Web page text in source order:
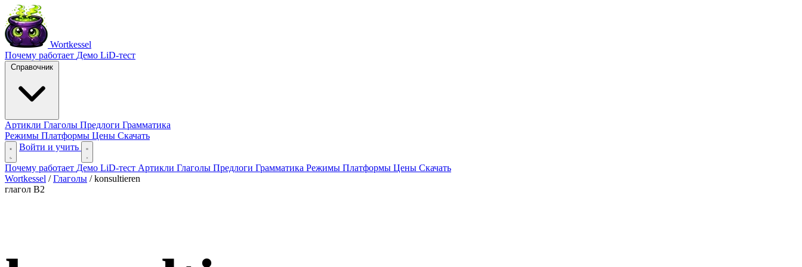
Wortkessel
Почему работает Демо LiD-тест
Справочник
Артикли Глаголы Предлоги Грамматика
Режимы Платформы Цены Скачать
Войти и учить
Почему работает Демо LiD-тест Артикли Глаголы Предлоги Грамматика Режимы Платформы Цены Скачать
Wortkessel / Глаголы / konsultieren
глагол B2